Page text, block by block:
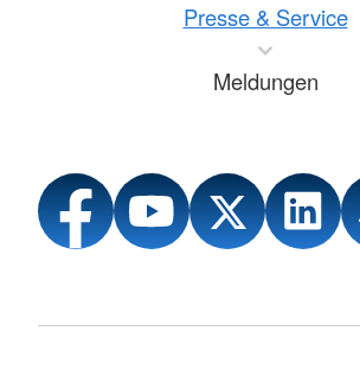
Presse & Service
Meldungen